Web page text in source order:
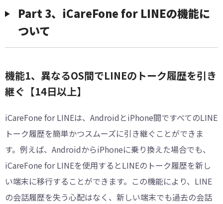
Part 3、iCareFone for LINEの機能に
ついて
機能1、異なるOS間でLINEのトーク履歴を引き
継ぐ【14日以上】
iCareFone for LINEは、AndroidとiPhone間ですべてのLINE
トーク履歴を簡単かつスムーズに引き継ぐことができま
す。例えば、AndroidからiPhoneに乗り換えた場合でも、
iCareFone for LINEを使用するとLINEのトーク履歴を新し
い端末に移行することができます。この機能により、LINE
の会話履歴を失う心配はなく、新しい端末でも過去の会話